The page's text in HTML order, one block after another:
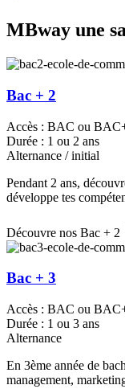
MBway une
Bac + 2
Accès : BAC ou
Durée : 1 ou 2 ans
Alternance / initial
Pendant 2 ans,
développe tes
Découvre nos Bac + 2
Bac + 3
Accès : BAC ou
Durée : 1 ou 3 ans
Alternance
En 3ème année de
management,